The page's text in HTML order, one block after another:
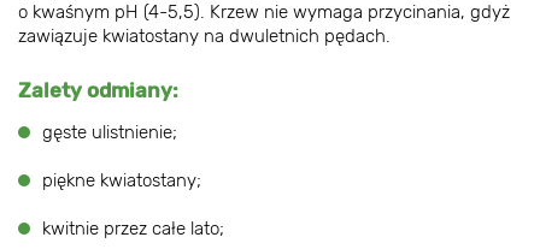
o kwaśnym pH (4-5,5). Krzew nie wymaga przycinania, gdyż
zawiązuje kwiatostany na dwuletnich pędach.
Zalety odmiany:
gęste ulistnienie;
piękne kwiatostany;
kwitnie przez całe lato;